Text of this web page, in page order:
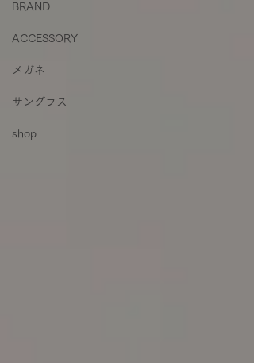
BRAND
ACCESSORY
メガネ
サングラス
shop